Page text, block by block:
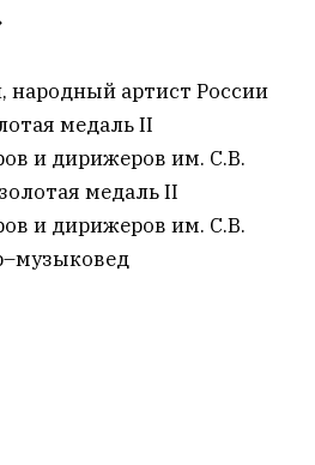
народный артист России
медаль II
и дирижеров им. С.В.
медаль II
и дирижеров им. С.В.